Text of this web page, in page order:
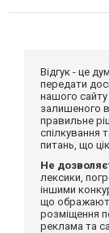
Відгук - це
передати
нашого
залишеного
правильне
спілкування
питань, що
Не
лексики,
іншими
що ображають
розміщення
реклама та